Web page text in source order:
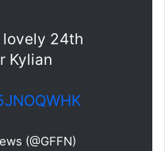
24th
Kylian
(@GFFN)